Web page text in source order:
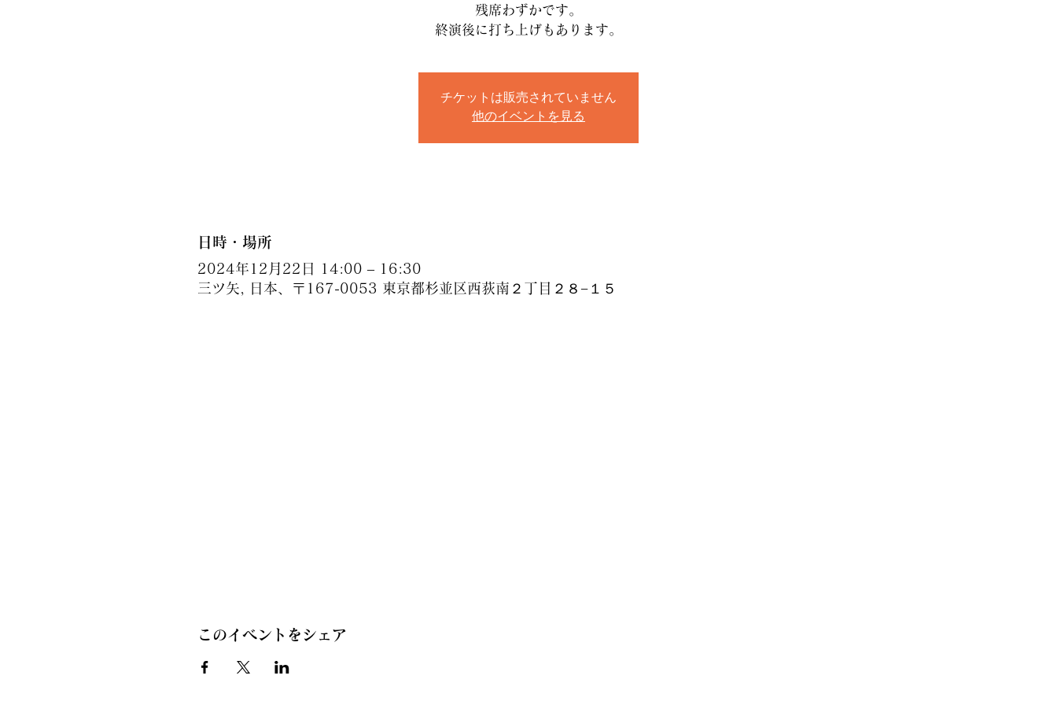
残席わずかです。
終演後に打ち上げもあります。
チケットは販売されていません
他のイベントを見る
日時・場所
2024年12月22日 14:00 – 16:30
三ツ矢, 日本、〒167-0053 東京都杉並区西荻南２丁目２８−１５
このイベントをシェア